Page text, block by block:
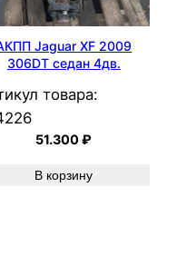
Jaguar XF 2009
306DT седан 4дв.
товара:
51.300₽
В корзину